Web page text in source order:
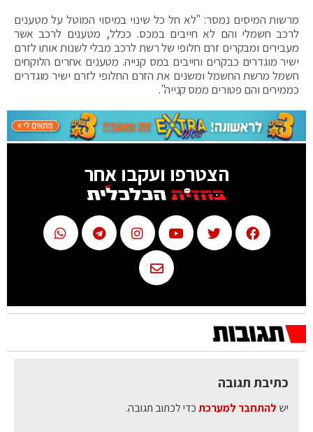
מרשות המיסים נמסר: "לא חל כל שינוי במיסוי המוטל על מטענים
לרכב חשמלי והם לא חייבים במכס. ככלל, מטענים לרכב אשר
מעבירים ומבקרים זרם חלופי של רשת לרכב מבלי לשנות אותו לזרם
ישיר מוגדרים כבקרים וחייבים במס קנייה. מטענים אחרים הלוקחים
חשמל מרשת החשמל ומשנים את הזרם החלופי לזרם ישיר מוגדרים
כממירים והם פטורים ממס קנייה".
הצטרפו ועקבו אחר
כתיבת תגובה
יש להתחבר למערכתכדי לכתוב תגובה.